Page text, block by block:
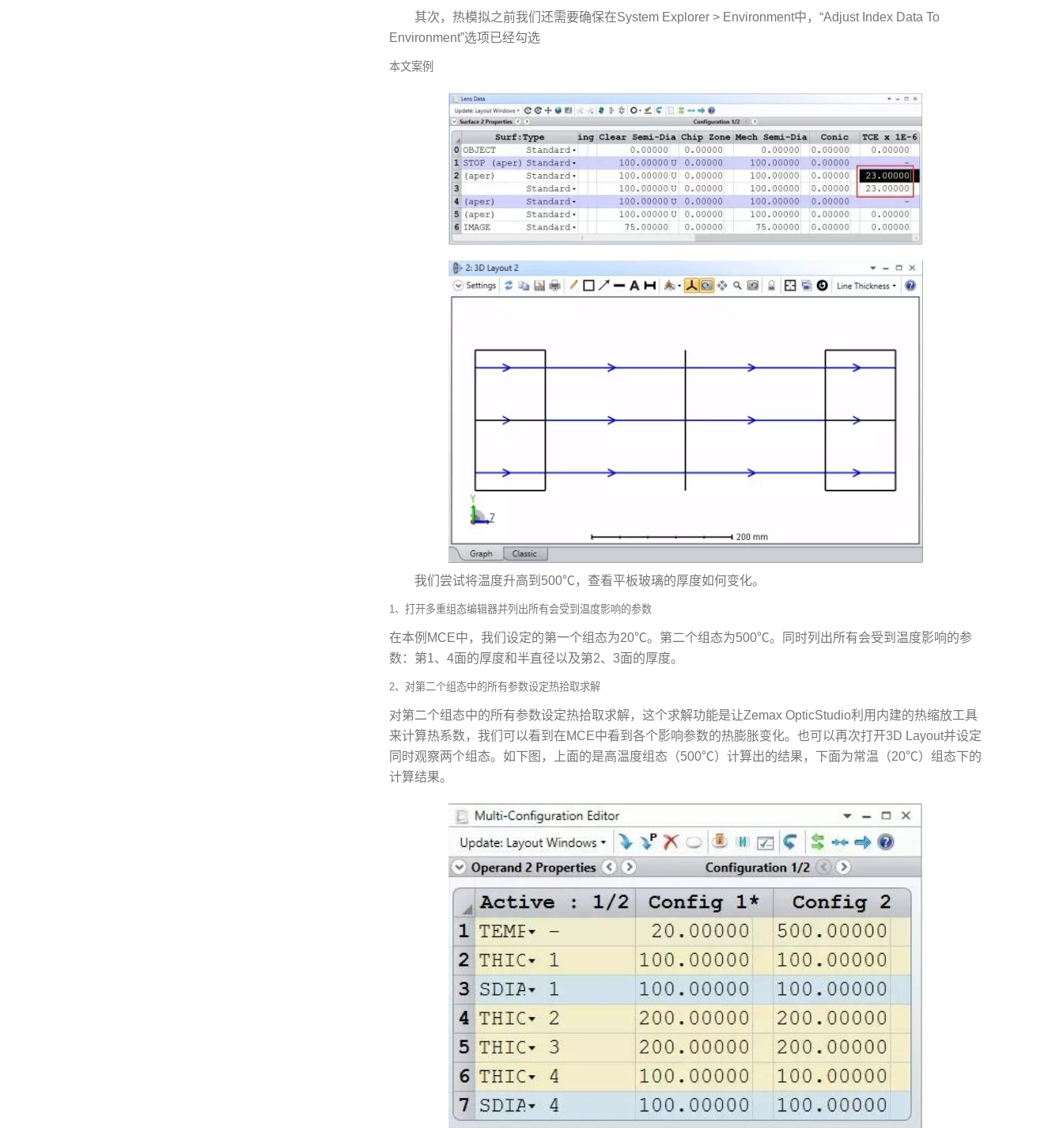
其次，热模拟之前我们还需要确保在System Explorer > Environment中，“Adjust Index Data To
Environment”选项已经勾选
本文案例
我们尝试将温度升高到500℃，查看平板玻璃的厚度如何变化。
1、打开多重组态编辑器并列出所有会受到温度影响的参数
在本例MCE中，我们设定的第一个组态为20℃。第二个组态为500℃。同时列出所有会受到温度影响的参
数：第1、4面的厚度和半直径以及第2、3面的厚度。
2、对第二个组态中的所有参数设定热拾取求解
对第二个组态中的所有参数设定热拾取求解，这个求解功能是让Zemax OpticStudio利用内建的热缩放工具
来计算热系数，我们可以看到在MCE中看到各个影响参数的热膨胀变化。也可以再次打开3D Layout并设定
同时观察两个组态。如下图，上面的是高温度组态（500℃）计算出的结果，下面为常温（20℃）组态下的
计算结果。